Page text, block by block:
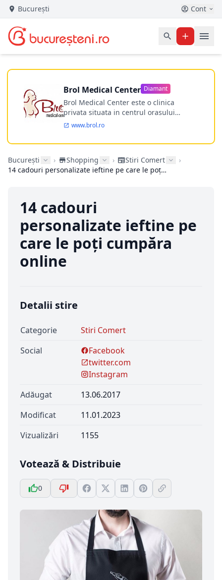
București Cont
Brol Medical Center Diamant
Brol Medical Center este o clinica
privata situata in centrul orasului
Timisoara avand o experienta de
Incepand din anul 2009 clinica isi
ultramodern.
www.brol.ro
București › Shopping › Stiri Comert
›
14 cadouri personalizate ieftine pe care le poți cumpăra online
14 cadouri
personalizate ieftine pe
care le poți cumpăra
online
Detalii stire
Categorie
Stiri Comert
Social
Facebook
twitter.com
Instagram
Adăugat
13.06.2017
Modificat
11.01.2023
Vizualizări
1155
Votează & Distribuie
0